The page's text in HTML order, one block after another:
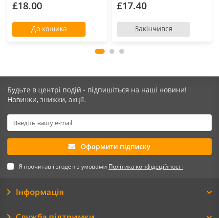
£18.00
До кошика
£17.40
Закінчився
Будьте в центрі подій - підпишіться на наші новини!
Новинки, знижки, акції.
Оформити підписку
Я прочитав і згоден з умовами Політика конфідеційності
Інформація